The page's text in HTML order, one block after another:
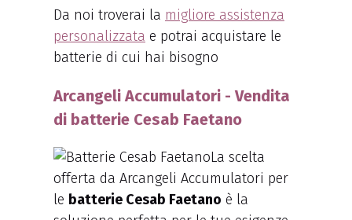
Da noi troverai la migliore assistenza
personalizzata e potrai acquistare le
batterie di cui hai bisogno
Arcangeli Accumulatori - Vendita
di batterie Cesab Faetano
La scelta
offerta da Arcangeli Accumulatori per
le batterie Cesab Faetano è la